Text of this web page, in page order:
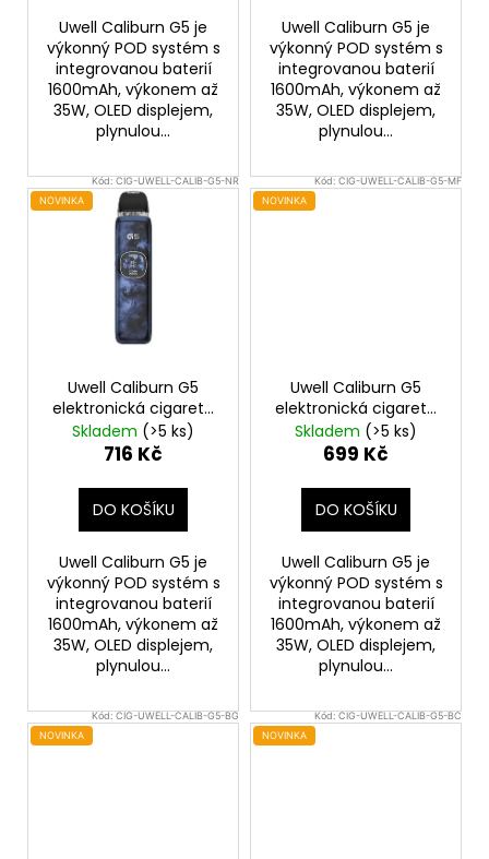
Uwell Caliburn G5 je
výkonný POD systém s
integrovanou baterií
1600mAh, výkonem až
35W, OLED displejem,
plynulou...
Uwell Caliburn G5 je
výkonný POD systém s
integrovanou baterií
1600mAh, výkonem až
35W, OLED displejem,
plynulou...
Kód:CIG-UWELL-CALIB-G5-NR
NOVINKA
Uwell Caliburn G5
elektronická cigareta
1600mAh Navy Ripples
Skladem (>5 ks)
716 Kč
DO KOŠÍKU
Uwell Caliburn G5 je
výkonný POD systém s
integrovanou baterií
1600mAh, výkonem až
35W, OLED displejem,
plynulou...
Kód:CIG-UWELL-CALIB-G5-MF
NOVINKA
Uwell Caliburn G5
elektronická cigareta
1600mAh Mystic Forest
Skladem (>5 ks)
699 Kč
DO KOŠÍKU
Uwell Caliburn G5 je
výkonný POD systém s
integrovanou baterií
1600mAh, výkonem až
35W, OLED displejem,
plynulou...
Kód:CIG-UWELL-CALIB-G5-BG
NOVINKA
Kód:CIG-UWELL-CALIB-G5-BC
NOVINKA